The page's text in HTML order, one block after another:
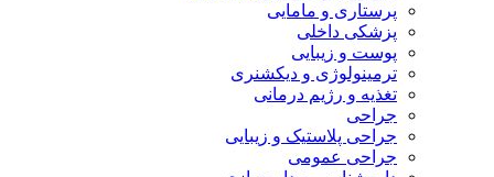
پرستاری و مامایی
پزشکی داخلی
پوست و زیبایی
ترمینولوژی و دیکشنری
تغذیه و رژیم درمانی
جراحی
جراحی پلاستیک و زیبایی
جراحی عمومی